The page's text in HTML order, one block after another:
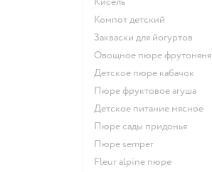
компот детский
Закваски для йогуртов
овощное пюре фрутоняня
детское пюре кабачок
пюре фруктовое агуша
детское питание мясное
пюре сады придонья
пюре semper
fleur alpine пюре